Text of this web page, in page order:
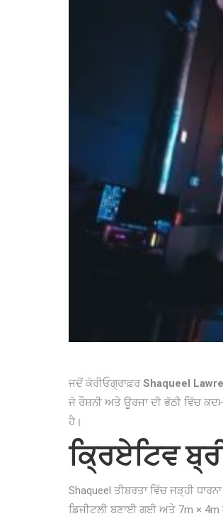
ਜਦੋਂ ਕੋਰੀਓਗ੍ਰਾਫ਼ਰShaqueel
ਜੋ ਰੌਸ਼ਨੀ ਅਤੇ ਊਰਜਾ ਦੀ ਭੱਠੀ ਵਿੱਚ
ਹੈ।
ਕ੍ਰਿਏਟਿਵ
Shaqueel ਤੀਬਰਤਾ ਵਿੱਚ ਜੜ੍ਹੀ
ਡਿਜੀਟਲੀ ਬਣਾਈ ਗਈ ਅਤੇ 7m ×